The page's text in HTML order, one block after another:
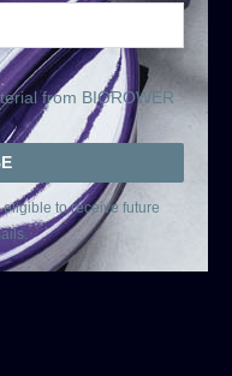
from BIOROWER
to receive future